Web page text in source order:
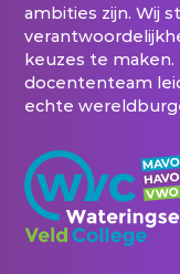
ambities zijn. Wij
keuzes te
docententeam
echte